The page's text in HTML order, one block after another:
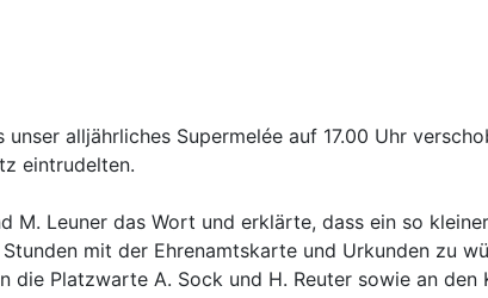
alljährliches Supermelée auf 17.00 Uhr
eintrudelten.
Leuner das Wort und erklärte, dass ein so
mit der Ehrenamtskarte und Urkunden zu
Platzwarte A. Sock und H. Reuter sowie an